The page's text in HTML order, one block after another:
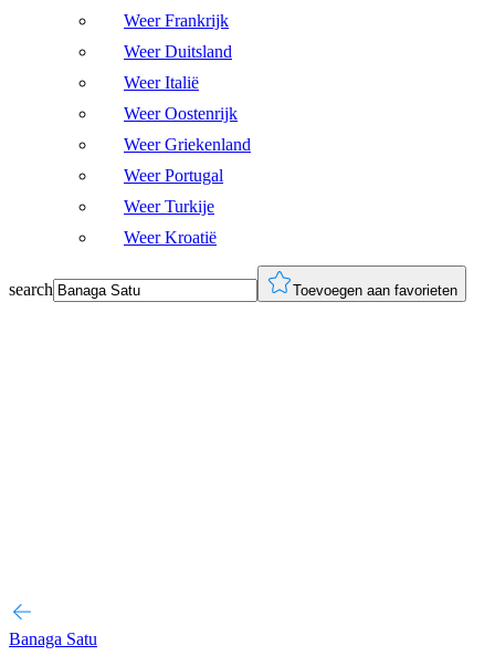
Weer Frankrijk
Weer Duitsland
Weer Italië
Weer Oostenrijk
Weer Griekenland
Weer Portugal
Weer Turkije
Weer Kroatië
search Toevoegen aan favorieten
Banaga Satu